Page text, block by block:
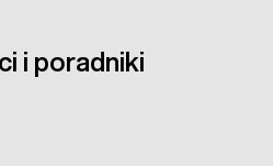
i poradniki